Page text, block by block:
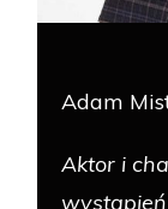
Adam
Aktor i